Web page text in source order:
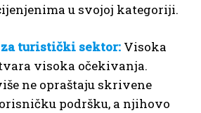
u svojoj kategoriji.
turistički sektor: Visoka
visoka očekivanja.
ne opraštaju skrivene
podršku, a njihovo